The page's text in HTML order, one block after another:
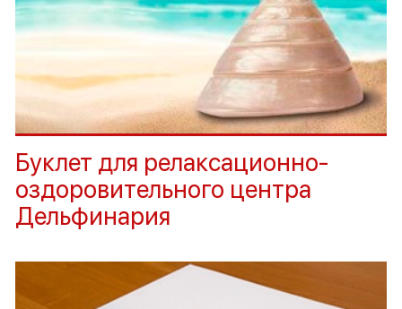
Буклет для релаксационно-
оздоровительного центра
Дельфинария